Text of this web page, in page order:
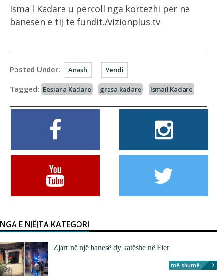
Ismail Kadare u përcoll nga kortezhi për në
banesën e tij të fundit./vizionplus.tv
Posted Under: Anash Vendi
Tagged: Besiana Kadare gresa kadare Ismail Kadare
NGA E NJËJTA KATEGORI
Zjarr në një banesë dy katëshe në Fier
më shumë...